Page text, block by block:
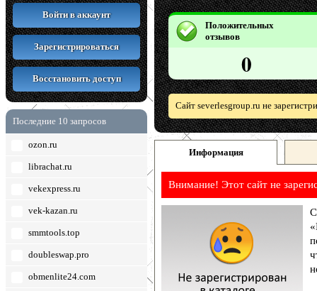
Войти в аккаунт
Зарегистрироваться
Восстановить доступ
Последние 10 запросов
ozon.ru
librachat.ru
vekexpress.ru
vek-kazan.ru
smmtools.top
doubleswap.pro
obmenlite24.com
Положительных
отзывов
0
Сайт severlesgroup.ru не
Информация
Внимание! Этот сайт не